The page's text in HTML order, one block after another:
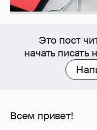
Это пост
начать
Всем привет!